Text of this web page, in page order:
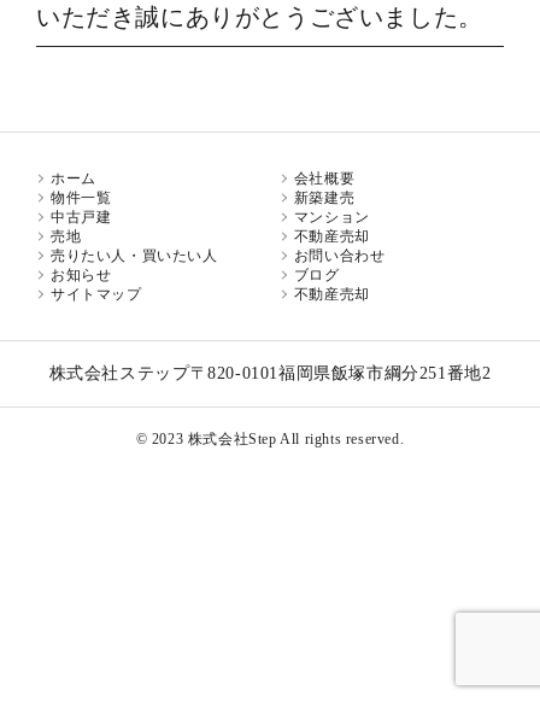
いただき誠にありがとうございました。
ホーム
会社概要
物件一覧
新築建売
中古戸建
マンション
売地
不動産売却
売りたい人・買いたい人
お問い合わせ
お知らせ
ブログ
サイトマップ
不動産売却
株式会社ステップ〒820-0101福岡県飯塚市綱分251番地2
© 2023 株式会社Step All rights reserved.